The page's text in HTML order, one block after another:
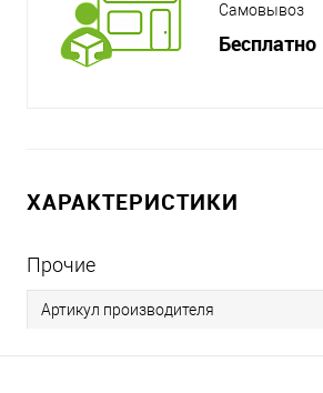
Самовывоз
Бесплатно
ХАРАКТЕРИСТИКИ
Прочие
Артикул производителя